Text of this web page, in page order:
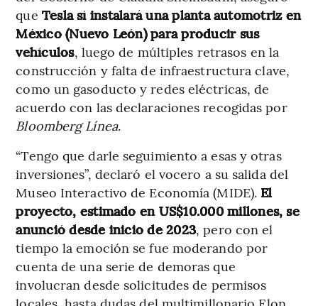
que Tesla sí instalará una planta automotriz en
México (Nuevo León) para producir sus
vehículos, luego de múltiples retrasos en la
construcción y falta de infraestructura clave,
como un gasoducto y redes eléctricas, de
acuerdo con las declaraciones recogidas por
Bloomberg Línea.
“Tengo que darle seguimiento a esas y otras
inversiones”, declaró el vocero a su salida del
Museo Interactivo de Economía (MIDE). El
proyecto, estimado en US$10.000 millones, se
anunció desde inicio de 2023, pero con el
tiempo la emoción se fue moderando por
cuenta de una serie de demoras que
involucran desde solicitudes de permisos